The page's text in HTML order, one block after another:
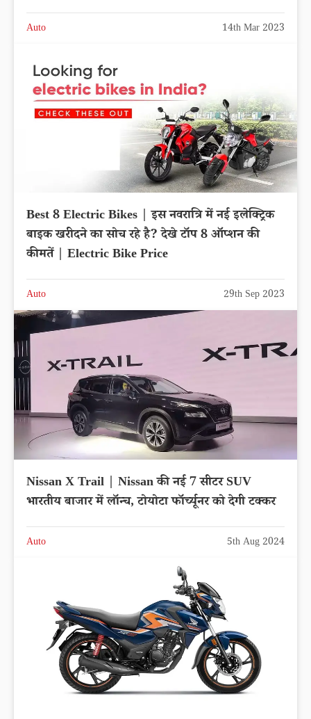
Auto 14th Mar 2023
Best 8 Electric Bikes | इस नवरात्रि में नई इलेक्ट्रिक
बाइक खरीदने का सोच रहे है? देखे टॉप 8 ऑप्शन की
कीमतें | Electric Bike Price
Auto 29th Sep 2023
Nissan X Trail | Nissan की नई 7 सीटर SUV
भारतीय बाजार में लॉन्च, टोयोटा फॉर्च्यूनर को देगी टक्कर
Auto 5th Aug 2024